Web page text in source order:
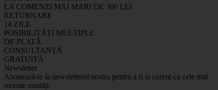
LA COMENZI MAI MARI DE 300 LEI
RETURNARE
14 ZILE
POSIBILITĂȚI MULTIPLE
DE PLATĂ
CONSULTANȚĂ
GRATUITĂ
Newsletter
Abonează-te la newsletterul nostru pentru a fi la curent cu cele mai
recente noutăți.